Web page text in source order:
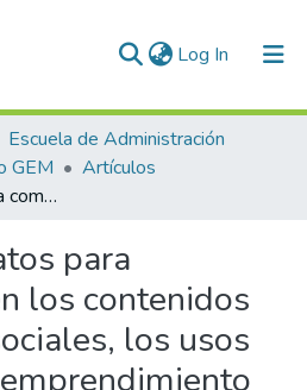
Log In (current)
Escuela de Administración
GEM
Artículos
Análisis de datos para comprender en los contenidos de las redes sociales, los usos de la palabra emprendimiento en América Latina
para
los contenidos
los usos